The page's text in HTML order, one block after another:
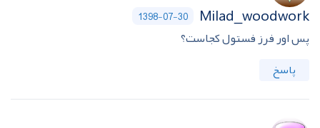
Milad_woodwork
1398-07-30
پس اور فرز فستول کجاست؟
پاسخ